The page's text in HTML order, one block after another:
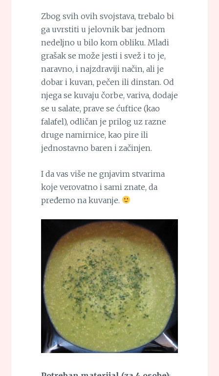
Zbog svih ovih svojstava, trebalo bi
ga uvrstiti u jelovnik bar jednom
nedeljno u bilo kom obliku. Mladi
grašak se može jesti i svež i to je,
naravno, i najzdraviji način, ali je
dobar i kuvan, pečen ili dinstan. Od
njega se kuvaju čorbe, variva, dodaje
se u salate, prave se ćuftice (kao
falafel), odličan je prilog uz razne
druge namirnice, kao pire ili
jednostavno baren i začinjen.
I da vas više ne gnjavim stvarima
koje verovatno i sami znate, da
pređemo na kuvanje.